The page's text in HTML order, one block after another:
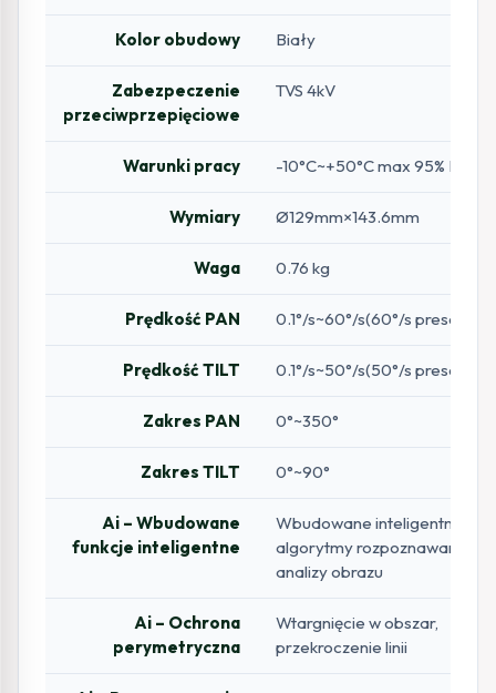
Kolor obudowy Biały
Zabezpeczenie
przeciwprzepięciowe
TVS 4kV
Warunki pracy -10°C~+50°C max 95% RH
Wymiary Ø129mm×143.6mm
Waga 0.76 kg
Prędkość PAN 0.1°/s~60°/s(60°/s preset)
Prędkość TILT 0.1°/s~50°/s(50°/s preset)
Zakres PAN 0°~350°
Zakres TILT 0°~90°
Ai – Wbudowane
funkcje inteligentne
Wbudowane inteligentne
algorytmy rozpoznawania i
analizy obrazu
Ai – Ochrona
perymetryczna
Wtargnięcie w obszar,
przekroczenie linii